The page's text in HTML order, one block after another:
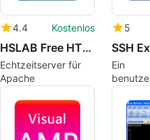
4.4 Kostenlos
HSLAB Free HTTP Monitor
Echtzeitserver für
Apache
5
SSH
Ein
SSH-